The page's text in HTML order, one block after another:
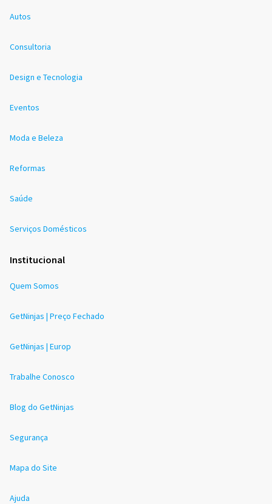
Autos
Consultoria
Design e Tecnologia
Eventos
Moda e Beleza
Reformas
Saúde
Serviços Domésticos
Institucional
Quem Somos
GetNinjas | Preço Fechado
GetNinjas | Europ
Trabalhe Conosco
Blog do GetNinjas
Segurança
Mapa do Site
Ajuda